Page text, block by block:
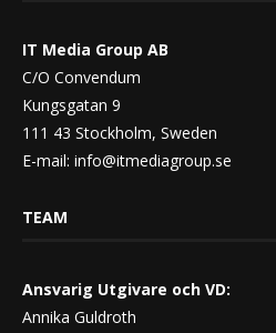
IT Media Group AB
C/O Convendum
Kungsgatan 9
111 43 Stockholm, Sweden
E-mail: info@itmediagroup.se
TEAM
Ansvarig Utgivare och VD:
Annika Guldroth